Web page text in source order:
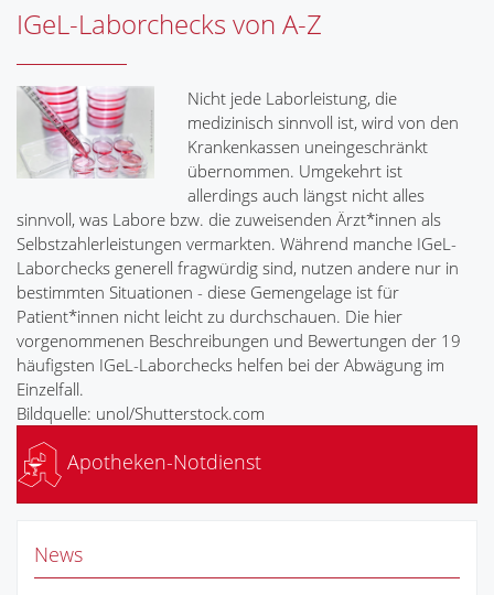
IGeL-Laborchecks von A-Z
Nicht jede Laborleistung, die
medizinisch sinnvoll ist, wird von den
Krankenkassen uneingeschränkt
übernommen. Umgekehrt ist
allerdings auch längst nicht alles
sinnvoll, was Labore bzw. die zuweisenden Ärzt*innen als
Selbstzahlerleistungen vermarkten. Während manche IGeL-
Laborchecks generell fragwürdig sind, nutzen andere nur in
bestimmten Situationen - diese Gemengelage ist für
Patient*innen nicht leicht zu durchschauen. Die hier
vorgenommenen Beschreibungen und Bewertungen der 19
häufigsten IGeL-Laborchecks helfen bei der Abwägung im
Einzelfall.
Bildquelle: unol/Shutterstock.com
Apotheken-Notdienst
News